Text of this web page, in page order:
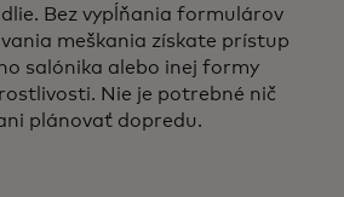
Bez vypĺňania formulárov
meškania získate prístup
salónika alebo inej formy
Nie je potrebné nič
plánovať dopredu.